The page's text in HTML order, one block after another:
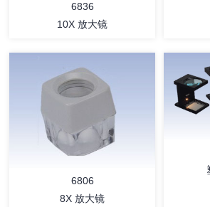
6836
10X 放大镜
6806
8X 放大镜